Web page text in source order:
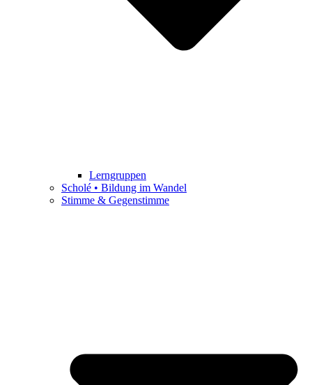
Lerngruppen
Scholé • Bildung im Wandel
Stimme & Gegenstimme